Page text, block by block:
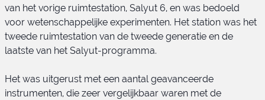
van het vorige ruimtestation, Salyut 6, en was bedoeld
voor wetenschappelijke experimenten. Het station was het
tweede ruimtestation van de tweede generatie en de
laatste van het Salyut-programma.
Het was uitgerust met een aantal geavanceerde
instrumenten, die zeer vergelijkbaar waren met de